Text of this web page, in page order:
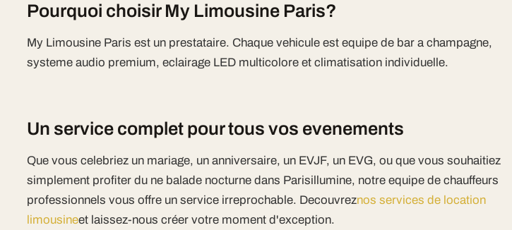
Pourquoi choisir My Limousine Paris?
My Limousine Paris est un prestataire. Chaque vehicule est equipe de bar a champagne,
systeme audio premium, eclairage LED multicolore et climatisation individuelle.
Un service complet pour tous vos evenements
Que vous celebriez un mariage, un anniversaire, un EVJF, un EVG, ou que vous souhaitiez
simplement profiter du ne balade nocturne dans Parisillumine, notre equipe de chauffeurs
professionnels vous offre un service irreprochable. Decouvreznos services de location
limousineet laissez-nous créer votre moment d'exception.